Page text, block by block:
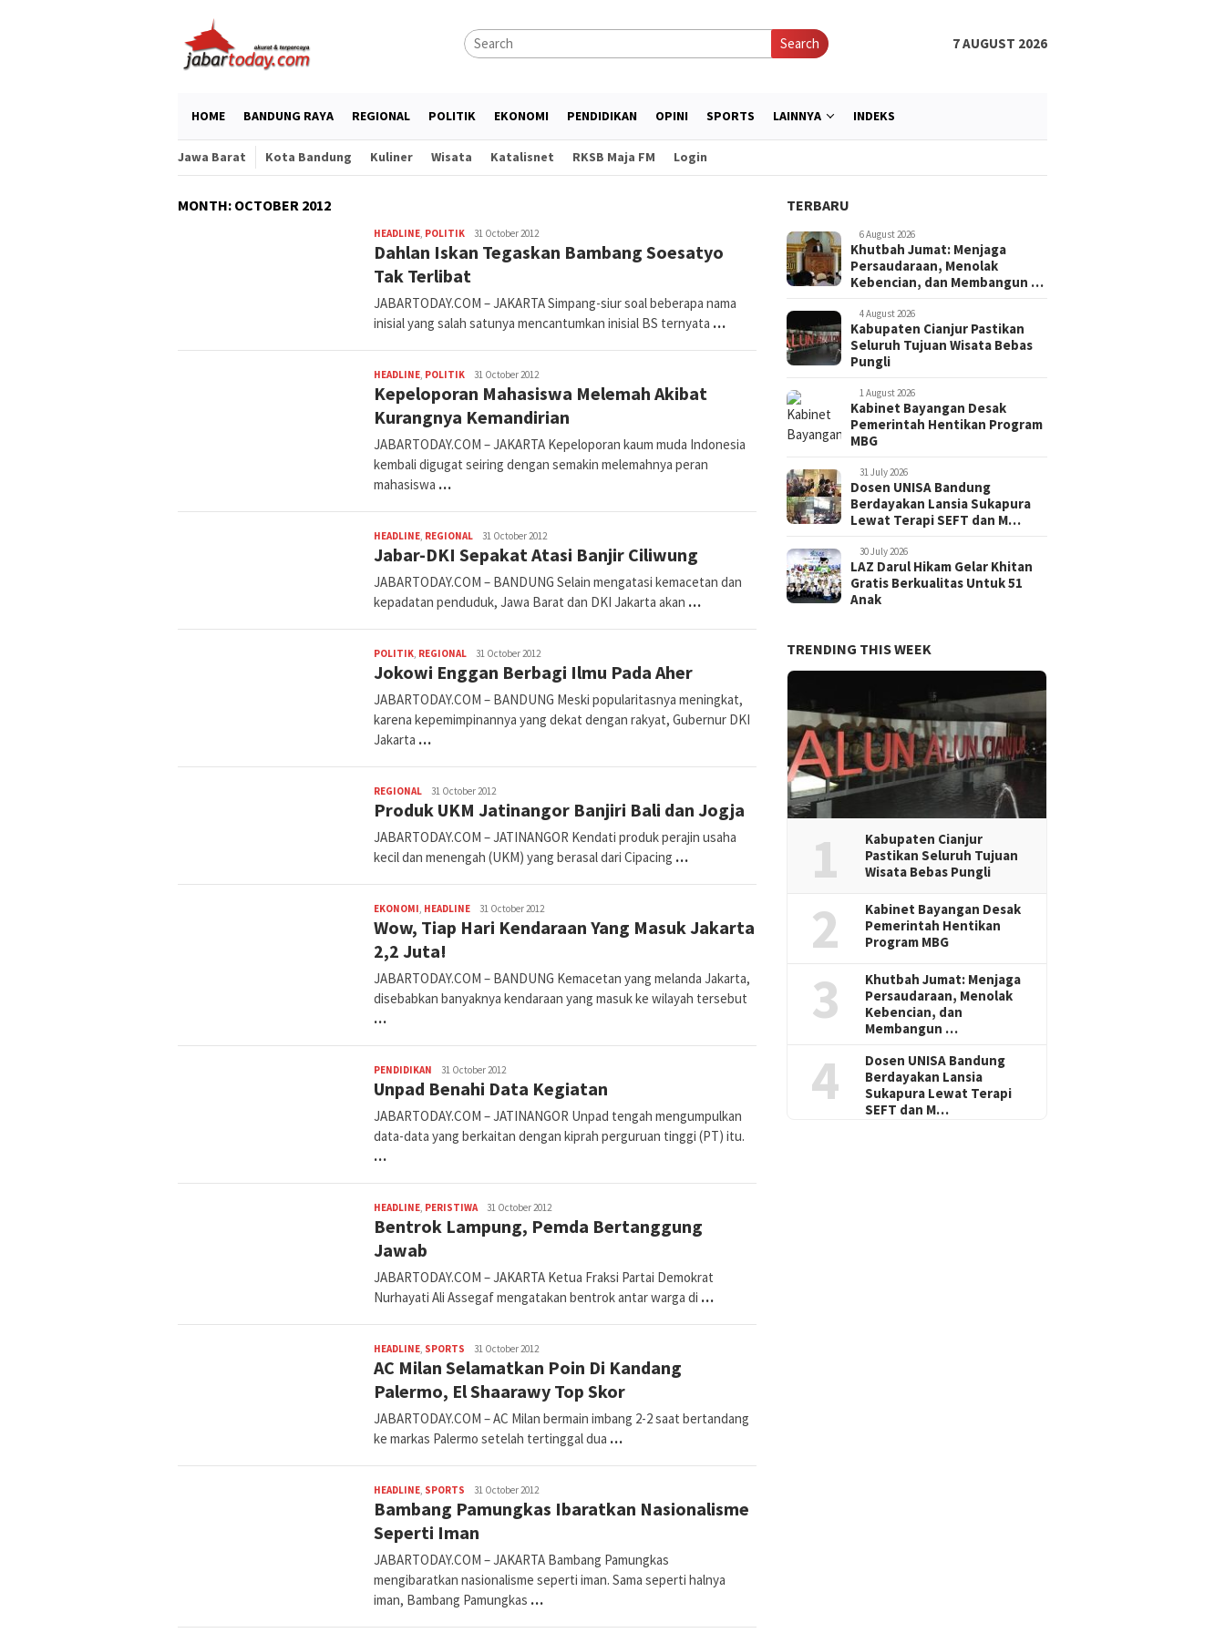
Search 7 AUGUST 2026
HOME BANDUNG RAYA REGIONAL POLITIK EKONOMI PENDIDIKAN OPINI SPORTS LAINNYA INDEKS
Jawa Barat Kota Bandung Kuliner Wisata Katalisnet RKSB Maja FM Login
MONTH: OCTOBER 2012
HEADLINE, POLITIKfahruszf
31 October 2012
Dahlan Iskan Tegaskan Bambang Soesatyo
Tak Terlibat
JABARTODAY.COM – JAKARTA Simpang-siur soal beberapa nama
inisial yang salah satunya mencantumkan inisial BS ternyata …
HEADLINE, POLITIKfahruszf
31 October 2012
Kepeloporan Mahasiswa Melemah Akibat
Kurangnya Kemandirian
JABARTODAY.COM – JAKARTA Kepeloporan kaum muda Indonesia
kembali digugat seiring dengan semakin melemahnya peran
mahasiswa …
HEADLINE, REGIONALfahruszf
31 October 2012
Jabar-DKI Sepakat Atasi Banjir Ciliwung
JABARTODAY.COM – BANDUNG Selain mengatasi kemacetan dan
kepadatan penduduk, Jawa Barat dan DKI Jakarta akan …
POLITIK, REGIONALfahruszf
31 October 2012
Jokowi Enggan Berbagi Ilmu Pada Aher
JABARTODAY.COM – BANDUNG Meski popularitasnya meningkat,
karena kepemimpinannya yang dekat dengan rakyat, Gubernur DKI
Jakarta …
REGIONALadmin
31 October 2012
Produk UKM Jatinangor Banjiri Bali dan Jogja
JABARTODAY.COM – JATINANGOR Kendati produk perajin usaha
kecil dan menengah (UKM) yang berasal dari Cipacing …
EKONOMI, HEADLINEfahruszf
31 October 2012
Wow, Tiap Hari Kendaraan Yang Masuk Jakarta
2,2 Juta!
JABARTODAY.COM – BANDUNG Kemacetan yang melanda Jakarta,
disebabkan banyaknya kendaraan yang masuk ke wilayah tersebut
…
PENDIDIKAN admin
31 October 2012
Unpad Benahi Data Kegiatan
JABARTODAY.COM – JATINANGOR Unpad tengah mengumpulkan
data-data yang berkaitan dengan kiprah perguruan tinggi (PT) itu.
…
HEADLINE, PERISTIWAfahruszf
31 October 2012
Bentrok Lampung, Pemda Bertanggung
Jawab
JABARTODAY.COM – JAKARTA Ketua Fraksi Partai Demokrat
Nurhayati Ali Assegaf mengatakan bentrok antar warga di …
HEADLINE, SPORTS fahruszf
31 October 2012
AC Milan Selamatkan Poin Di Kandang
Palermo, El Shaarawy Top Skor
JABARTODAY.COM – AC Milan bermain imbang 2-2 saat bertandang
ke markas Palermo setelah tertinggal dua …
HEADLINE, SPORTS fahruszf
31 October 2012
Bambang Pamungkas Ibaratkan Nasionalisme
Seperti Iman
JABARTODAY.COM – JAKARTA Bambang Pamungkas
mengibaratkan nasionalisme seperti iman. Sama seperti halnya
iman, Bambang Pamungkas …
TERBARU
6 August 2026
Khutbah Jumat: Menjaga
Persaudaraan, Menolak
Kebencian, dan Membangun …
4 August 2026
Kabupaten Cianjur Pastikan
Seluruh Tujuan Wisata Bebas
Pungli
1 August 2026
Kabinet Bayangan Desak
Pemerintah Hentikan Program
MBG
31 July 2026
Dosen UNISA Bandung
Berdayakan Lansia Sukapura
Lewat Terapi SEFT dan M…
30 July 2026
LAZ Darul Hikam Gelar Khitan
Gratis Berkualitas Untuk 51
Anak
TRENDING THIS WEEK
1
Kabupaten Cianjur
Pastikan Seluruh Tujuan
Wisata Bebas Pungli
2
Kabinet Bayangan Desak
Pemerintah Hentikan
Program MBG
3
Khutbah Jumat: Menjaga
Persaudaraan, Menolak
Kebencian, dan
Membangun …
4
Dosen UNISA Bandung
Berdayakan Lansia
Sukapura Lewat Terapi
SEFT dan M…